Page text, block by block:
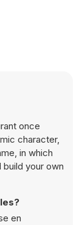
once
character,
in which
build your own
en